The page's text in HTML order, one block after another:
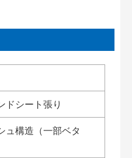
ドシート張り
ュ構造（一部ベタ